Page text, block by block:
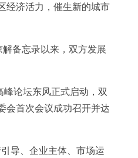
经济活力，催生新的城市
备忘录以来，双方发展
论坛东风正式启动，双
会首次会议成功召开并达
导、企业主体、市场运